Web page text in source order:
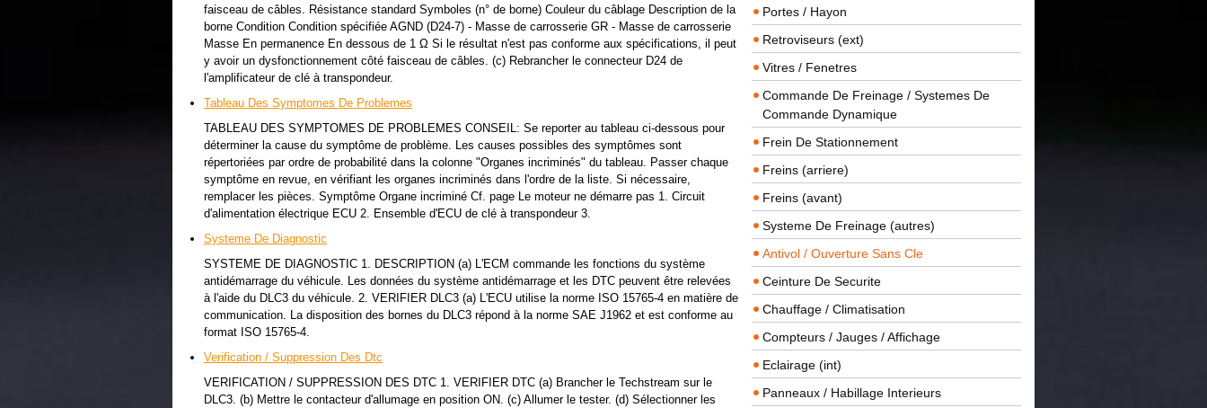
faisceau de câbles. Résistance standard Symboles (n° de borne) Couleur du câblage Description de la
borne Condition Condition spécifiée AGND (D24-7) - Masse de carrosserie GR - Masse de carrosserie
Masse En permanence En dessous de 1 Ω Si le résultat n'est pas conforme aux spécifications, il peut
y avoir un dysfonctionnement côté faisceau de câbles. (c) Rebrancher le connecteur D24 de
l'amplificateur de clé à transpondeur.
Tableau Des Symptomes De Problemes
TABLEAU DES SYMPTOMES DE PROBLEMES CONSEIL: Se reporter au tableau ci-dessous pour
déterminer la cause du symptôme de problème. Les causes possibles des symptômes sont
répertoriées par ordre de probabilité dans la colonne "Organes incriminés" du tableau. Passer chaque
symptôme en revue, en vérifiant les organes incriminés dans l'ordre de la liste. Si nécessaire,
remplacer les pièces. Symptôme Organe incriminé Cf. page Le moteur ne démarre pas 1. Circuit
d'alimentation électrique ECU 2. Ensemble d'ECU de clé à transpondeur 3.
Systeme De Diagnostic
SYSTEME DE DIAGNOSTIC 1. DESCRIPTION (a) L'ECM commande les fonctions du système
antidémarrage du véhicule. Les données du système antidémarrage et les DTC peuvent être relevées
à l'aide du DLC3 du véhicule. 2. VERIFIER DLC3 (a) L'ECU utilise la norme ISO 15765-4 en matière de
communication. La disposition des bornes du DLC3 répond à la norme SAE J1962 et est conforme au
format ISO 15765-4.
Verification / Suppression Des Dtc
VERIFICATION / SUPPRESSION DES DTC 1. VERIFIER DTC (a) Brancher le Techstream sur le
DLC3. (b) Mettre le contacteur d'allumage en position ON. (c) Allumer le tester. (d) Sélectionner les
Portes / Hayon
Retroviseurs (ext)
Vitres / Fenetres
Commande De Freinage / Systemes De
Commande Dynamique
Frein De Stationnement
Freins (arriere)
Freins (avant)
Systeme De Freinage (autres)
Antivol / Ouverture Sans Cle
Ceinture De Securite
Chauffage / Climatisation
Compteurs / Jauges / Affichage
Eclairage (int)
Panneaux / Habillage Interieurs